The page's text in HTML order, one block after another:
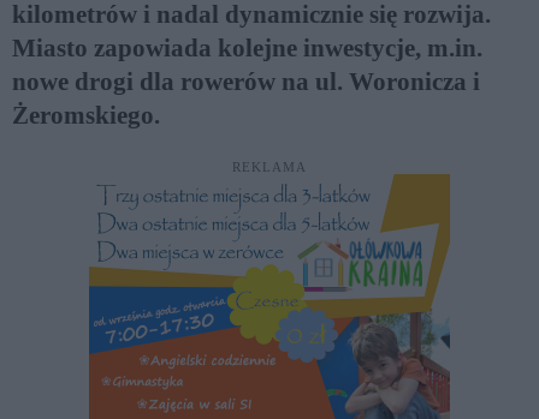
kilometrów i nadal dynamicznie się rozwija.
Miasto zapowiada kolejne inwestycje, m.in.
nowe drogi dla rowerów na ul. Woronicza i
Żeromskiego.
REKLAMA